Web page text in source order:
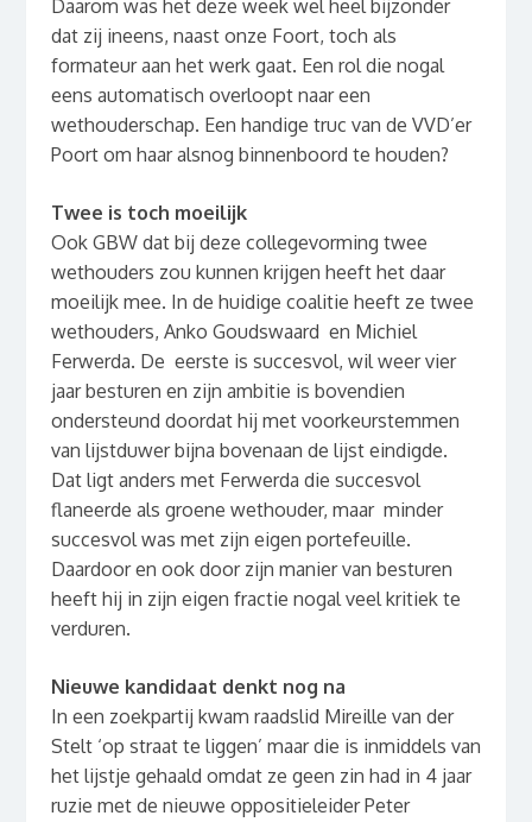
Daarom was het deze week wel heel bijzonder
dat zij ineens, naast onze Foort, toch als
formateur aan het werk gaat. Een rol die nogal
eens automatisch overloopt naar een
wethouderschap. Een handige truc van de VVD’er
Poort om haar alsnog binnenboord te houden?
Twee is toch moeilijk
Ook GBW dat bij deze collegevorming twee
wethouders zou kunnen krijgen heeft het daar
moeilijk mee. In de huidige coalitie heeft ze twee
wethouders, Anko Goudswaard en Michiel
Ferwerda. De eerste is succesvol, wil weer vier
jaar besturen en zijn ambitie is bovendien
ondersteund doordat hij met voorkeurstemmen
van lijstduwer bijna bovenaan de lijst eindigde.
Dat ligt anders met Ferwerda die succesvol
flaneerde als groene wethouder, maar minder
succesvol was met zijn eigen portefeuille.
Daardoor en ook door zijn manier van besturen
heeft hij in zijn eigen fractie nogal veel kritiek te
verduren.
Nieuwe kandidaat denkt nog na
In een zoekpartij kwam raadslid Mireille van der
Stelt ‘op straat te liggen’ maar die is inmiddels van
het lijstje gehaald omdat ze geen zin had in 4 jaar
ruzie met de nieuwe oppositieleider Peter